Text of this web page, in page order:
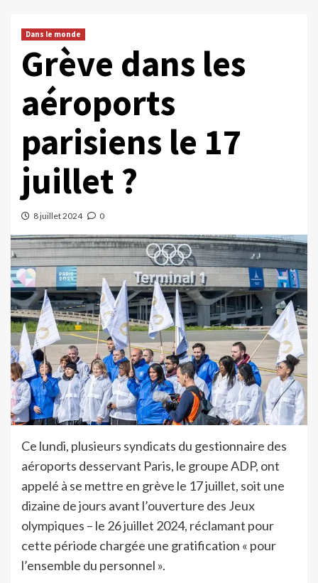
Dans le monde
Grève dans les
aéroports
parisiens le 17
juillet ?
8 juillet 2024 0
Ce lundi, plusieurs syndicats du gestionnaire des
aéroports desservant Paris, le groupe ADP, ont
appelé à se mettre en grève le 17 juillet, soit une
dizaine de jours avant l’ouverture des Jeux
olympiques – le 26 juillet 2024, réclamant pour
cette période chargée une gratification « pour
l’ensemble du personnel ».